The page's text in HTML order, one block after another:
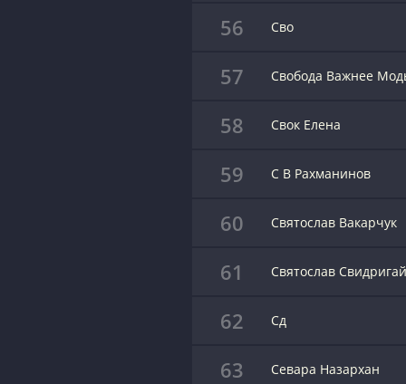
56 Сво
57 Свобода Важнее
58 Свок Елена
59 С В Рахманинов
60 Святослав Вакарчук
61 Святослав
62 Сд
63 Севара Назархан